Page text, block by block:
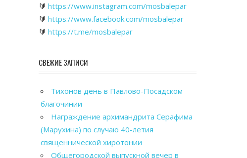
🔰 https://www.instagram.com/mosbalepar
🔰 https://www.facebook.com/mosbalepar
🔰 https://t.me/mosbalepar
СВЕЖИЕ ЗАПИСИ
Тихонов день в Павлово-Посадском
благочинии
Награждение архимандрита Серафима
(Марухина) по случаю 40-летия
священнической хиротонии
Общегородской выпускной вечер в